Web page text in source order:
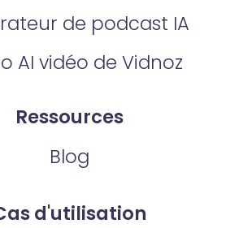
de podcast IA
AI vidéo de Vidnoz
Ressources
Blog
d'utilisation